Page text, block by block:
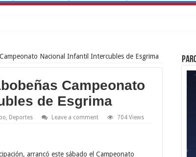
Nacional Infantil Intercubles de Esgrima
Campeonato
de Esgrima
Deportes Leave a comment 704 Views
arrancó este sábado el Campeonato